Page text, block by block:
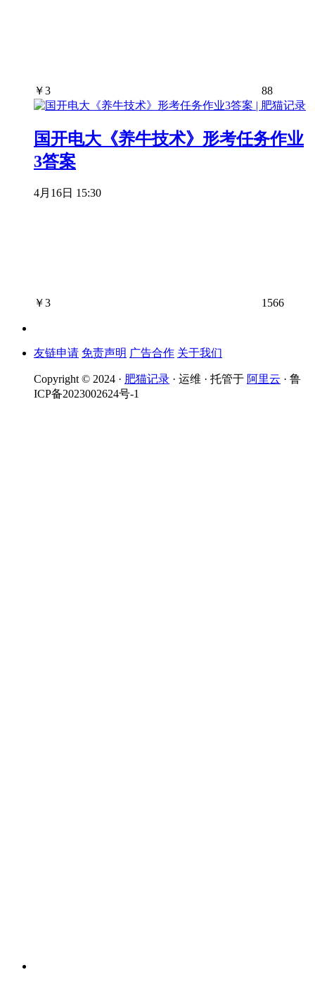
￥3 88
国开电大《养牛技术》形考任务作业
3答案
4月16日 15:30
￥3 1566
友链申请 免责声明 广告合作 关于我们
Copyright © 2024 · 肥猫记录 · 运维 · 托管于 阿里云 · 鲁
ICP备2023002624号-1